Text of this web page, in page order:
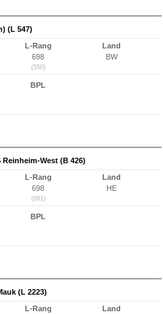
(L 547)
L-Rang
698
(550)
Land
BW
BPL
West (B 426)
L-Rang
698
(681)
Land
HE
BPL
(L 2223)
L-Rang
Land